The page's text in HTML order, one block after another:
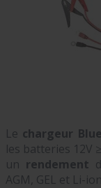
Le chargeur
les batteries 12V
un rendement
AGM, GEL et Li-